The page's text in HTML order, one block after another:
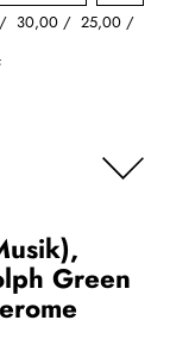
30,00 25,00
Green